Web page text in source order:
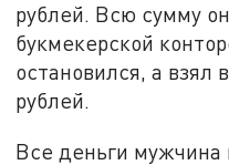
рублей. Всю сумму
букмекерской
остановился, а взял
рублей.
Все деньги мужчина